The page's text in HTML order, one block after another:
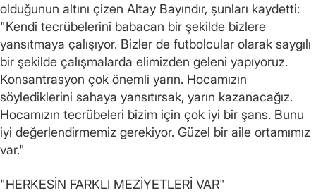
olduğunun altını çizen Altay Bayındır, şunları kaydetti:
"Kendi tecrübelerini babacan bir şekilde bizlere
yansıtmaya çalışıyor. Bizler de futbolcular olarak saygılı
bir şekilde çalışmalarda elimizden geleni yapıyoruz.
Konsantrasyon çok önemli yarın. Hocamızın
söylediklerini sahaya yansıtırsak, yarın kazanacağız.
Hocamızın tecrübeleri bizim için çok iyi bir şans. Bunu
iyi değerlendirmemiz gerekiyor. Güzel bir aile ortamımız
var."
"HERKESİN FARKLI MEZİYETLERİ VAR"